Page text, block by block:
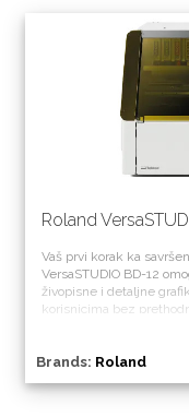
Roland
Vaš prvi korak ka
VersaSTUDIO BD-12
živopisne i detaljne
korisnicima bez
Brands: Roland